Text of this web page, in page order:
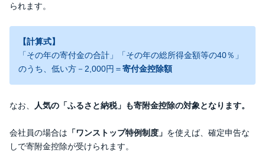
られます。
【計算式】
「その年の寄付金の合計」「その年の総所得金額等の40％」
のうち、低い方－2,000円＝寄付金控除額
なお、 人気の「ふるさと納税」も寄附金控除の対象となります。
会社員の場合は 「ワンストップ特例制度」 を使えば、確定申告な
しで寄附金控除が受けられます。